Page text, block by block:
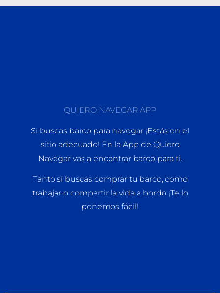
QUIERO NAVEGAR APP
Si buscas barco para navegar ¡Estás en el
sitio adecuado! En la App de Quiero
Navegar vas a encontrar barco para ti.
Tanto si buscas comprar tu barco, como
trabajar o compartir la vida a bordo ¡Te lo
ponemos fácil!